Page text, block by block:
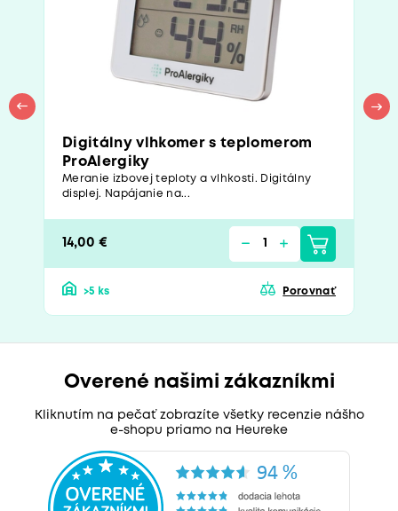
Digitálny vlhkomer s teplomerom
ProAlergiky
Meranie izbovej teploty a vlhkosti. Digitálny
displej. Napájanie na...
14,00 €
>5 ks Porovnať
Overené našimi zákazníkmi
Kliknutím na pečať zobrazíte všetky recenzie nášho
e-shopu priamo na Heureke